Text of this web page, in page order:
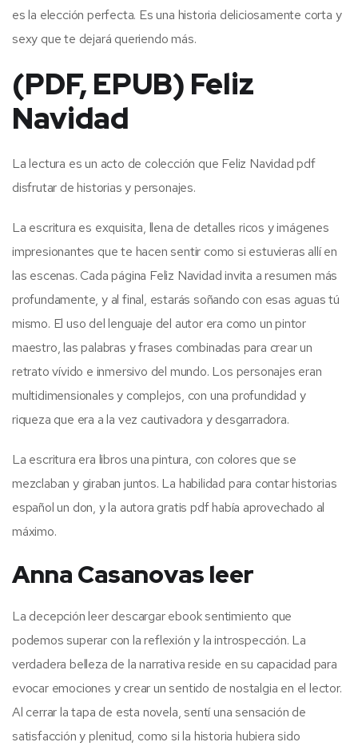
es la elección perfecta. Es una historia deliciosamente corta y
sexy que te dejará queriendo más.
(PDF, EPUB) Feliz
Navidad
La lectura es un acto de colección que Feliz Navidad pdf
disfrutar de historias y personajes.
La escritura es exquisita, llena de detalles ricos y imágenes
impresionantes que te hacen sentir como si estuvieras allí en
las escenas. Cada página Feliz Navidad invita a resumen más
profundamente, y al final, estarás soñando con esas aguas tú
mismo. El uso del lenguaje del autor era como un pintor
maestro, las palabras y frases combinadas para crear un
retrato vívido e inmersivo del mundo. Los personajes eran
multidimensionales y complejos, con una profundidad y
riqueza que era a la vez cautivadora y desgarradora.
La escritura era libros una pintura, con colores que se
mezclaban y giraban juntos. La habilidad para contar historias
español un don, y la autora gratis pdf había aprovechado al
máximo.
Anna Casanovas leer
La decepción leer descargar ebook sentimiento que
podemos superar con la reflexión y la introspección. La
verdadera belleza de la narrativa reside en su capacidad para
evocar emociones y crear un sentido de nostalgia en el lector.
Al cerrar la tapa de esta novela, sentí una sensación de
satisfacción y plenitud, como si la historia hubiera sido